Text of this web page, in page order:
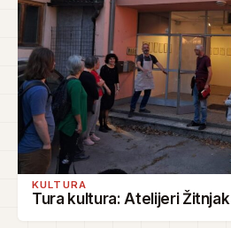
KULTURA
Tura kultura: Atelijeri Žitnjak